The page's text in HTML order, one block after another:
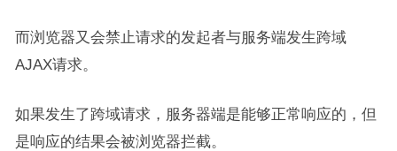
而浏览器又会禁止请求的发起者与服务端发生跨域
AJAX请求。
如果发生了跨域请求，服务器端是能够正常响应的，但
是响应的结果会被浏览器拦截。